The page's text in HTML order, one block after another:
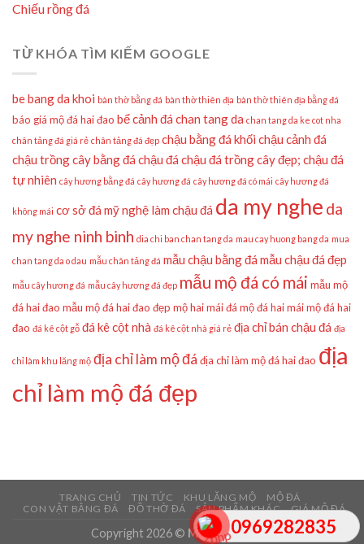
0969282835
Chiếu rồng đá
TỪ KHÓA TÌM KIẾM GOOGLE
be bang da khoi bàn thờ bằng đá bàn thờ thiên địa bàn thờ thiên địa bằng đá
báo giá mộ đá hai đao bể cảnh đá chan tang da chan tang da ke cot nha
chân tảng đá giá rẻ chân tảng đá đẹp chậu bằng đá khối chậu cảnh đá
chậu trồng cây bằng đá chậu đá chậu đá trồng cây đẹp; chậu đá
tự nhiên cây hương bằng đá cây hương đá cây hương đá có mái cây hương đá
không mái cơ sở đá mỹ nghệ làm chậu đá da my nghe da
my nghe ninh binh dia chi ban chan tang da mau cay huong bang da mua
chan tang da o dau mẫu chân tảng đá mẫu chậu bằng đá mẫu chậu đá đẹp
mẫu cây hương đá mẫu cây hương đá đẹp mẫu mộ đá có mái mẫu mộ
đá hai đao mẫu mộ đá hai đao đẹp mộ hai mái đá mộ đá hai máimộ đá hai
đao đá kê cột gỗ đá kê cột nhà đá kê cột nhà giá rẻ địa chỉ bán chậu đá địa
chỉ làm khu lăng mộ địa chỉ làm mộ đá địa chỉ làm mộ đá hai đao địa
chỉ làm mộ đá đẹp
TRANG CHỦ TIN TỨC KHU LĂNG MỘ
MỘ ĐÁ
CON VẬT BẰNG ĐÁ
ĐỒ THỜ ĐÁ SẢN PHẨM KHÁC GIÁ MỘ ĐÁ
Copyright 2026 © Mẫu Mộ Đá Đẹp